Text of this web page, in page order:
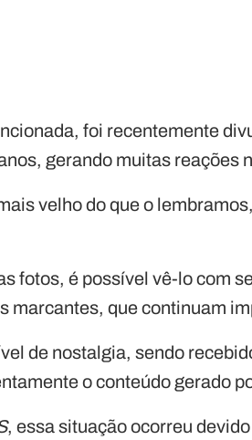
foi recentemente
gerando muitas reações
velho do que o
fotos, é possível vê-lo com
marcantes, que continuam
de nostalgia, sendo
o conteúdo gerado
, essa situação ocorreu